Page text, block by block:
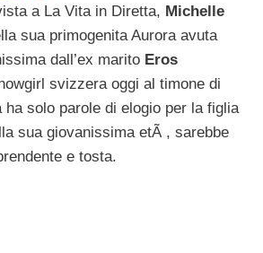
a La Vita in Diretta, Michelle
sua primogenita Aurora avuta
dall’ex marito Eros
svizzera oggi al timone di
solo parole di elogio per la figlia
sua giovanissima etÃ , sarebbe
e tosta.